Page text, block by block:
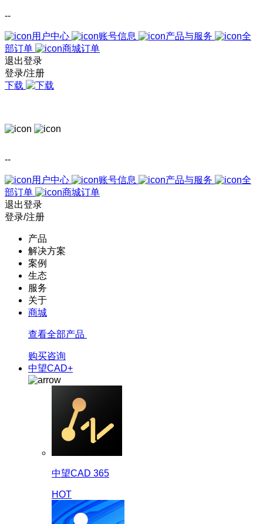
--
用户中心 账号信息 产品与服务
全
部订单
商城订单
退出登录
登录/注册
下载
--
用户中心 账号信息 产品与服务
全
部订单
商城订单
退出登录
登录/注册
产品
解决方案
案例
生态
服务
关于
商城
查看全部产品
购买咨询
中望CAD+
中望CAD 365
HOT